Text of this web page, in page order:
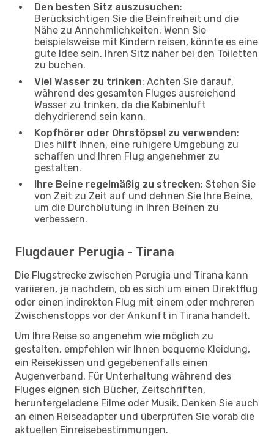
Den besten Sitz auszusuchen:
Berücksichtigen Sie die Beinfreiheit und die
Nähe zu Annehmlichkeiten. Wenn Sie
beispielsweise mit Kindern reisen, könnte es eine
gute Idee sein, Ihren Sitz näher bei den Toiletten
zu buchen.
Viel Wasser zu trinken: Achten Sie darauf,
während des gesamten Fluges ausreichend
Wasser zu trinken, da die Kabinenluft
dehydrierend sein kann.
Kopfhörer oder Ohrstöpsel zu verwenden:
Dies hilft Ihnen, eine ruhigere Umgebung zu
schaffen und Ihren Flug angenehmer zu
gestalten.
Ihre Beine regelmäßig zu strecken: Stehen Sie
von Zeit zu Zeit auf und dehnen Sie Ihre Beine,
um die Durchblutung in Ihren Beinen zu
verbessern.
Flugdauer Perugia - Tirana
Die Flugstrecke zwischen Perugia und Tirana kann
variieren, je nachdem, ob es sich um einen Direktflug
oder einen indirekten Flug mit einem oder mehreren
Zwischenstopps vor der Ankunft in Tirana handelt.
Um Ihre Reise so angenehm wie möglich zu
gestalten, empfehlen wir Ihnen bequeme Kleidung,
ein Reisekissen und gegebenenfalls einen
Augenverband. Für Unterhaltung während des
Fluges eignen sich Bücher, Zeitschriften,
heruntergeladene Filme oder Musik. Denken Sie auch
an einen Reiseadapter und überprüfen Sie vorab die
aktuellen Einreisebestimmungen.